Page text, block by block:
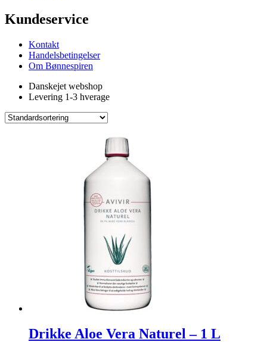
Kundeservice
Kontakt
Handelsbetingelser
Om Bønnespiren
Danskejet webshop
Levering 1-3 hverage
Drikke Aloe Vera Naturel – 1 L